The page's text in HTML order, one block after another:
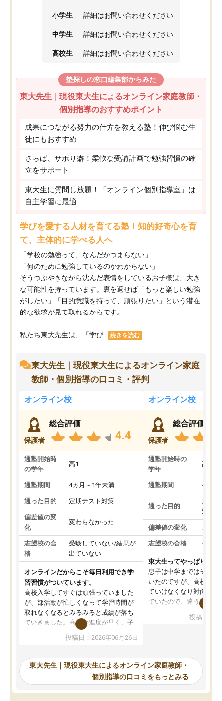
小学生 詳細はお問い合わせください
中学生 詳細はお問い合わせください
高校生 詳細はお問い合わせください
塾探しの窓口編集部からみた
東大先生｜現役東大生によるオンライン家庭教師・
個別指導のおすすめポイント
成果につながる努力の仕方を教える塾！伸び悩む生
徒にもおすすめ
さらば、サボり癖！柔軟な受講計画で勉強習慣の確
立をサポート
東大生に質問し放題！「オンライン個別指導室」は
自主学習に最適
学びを愛する人材を育てる塾！知的好奇心を育
て、主体的に学べる人へ
「学校の勉強って、なんだかつまらない」
「何のために勉強しているのかわからない」
そうつぶやきながら沈んだ表情をしているお子様は、大き
な可能性を持っています。裏を返せば「もっと楽しい勉強
がしたい」「目的意識を持って、頑張りたい」という潜在
的な欲求が見て取れるからです。
私たち東大先生は、「学び... 続きを読む
東大先生｜現役東大生によるオンライン家庭
教師・個別指導の口コミ・評判
オンライン校
保護者
総合評価
4.4
通塾開始時
の学年
高1
通塾期間 4ヵ月～1年未満
通った目的 定期テスト対策
偏差値の変
化
変わらなかった
志望校の合
格
受験していない/結果が
出ていない
オンラインだからこそ毎日利用でき学
習習慣がついています。
高校入学してすぐは頑張っていました
が、部活動が忙しくなって学習時間が
取れなくなるとみるみると成績が落ち
ていきました。高校の進度が早く、子
供も家に帰って勉強の話すると嫌な反
応を示します。東大先生にお願いして
れるので、親としても安心です。毎日
使える自習室とかもあり、わからない
ところがあれば先生が回答してくれる
のも重宝しています。
投稿日：2026年06月26日
オンライン校
保護者
総合評価
通塾開始時の
学年
高3
通塾期間 4ヵ月
通った目的
大学
対策
偏差値の変化 上が
志望校の合格 合格
東大生ってやっぱりすご
息子は中学まではそこそ
いたのですが、高校に入
ていけなくなり対面の塾
でいたので、違うアプロ
で、当初は模試でD判定
自習室が毎日使えていつ
るのが心強かったよう
謝です。
投稿日：
東大先生｜現役東大生によるオンライン家庭教師・
個別指導の口コミをもっとみる